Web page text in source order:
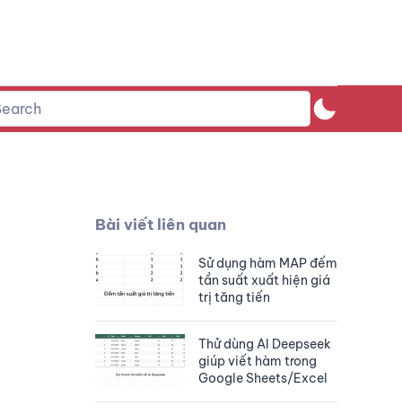
Bài viết liên quan
Sử dụng hàm MAP đếm
tần suất xuất hiện giá
trị tăng tiến
Thử dùng AI Deepseek
giúp viết hàm trong
Google Sheets/Excel